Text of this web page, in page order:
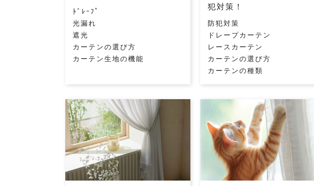
ﾄﾞﾚｰﾌﾟ
光漏れ
遮光
カーテンの選び方
カーテン生地の機能
犯対策！
防犯対策
ドレープカーテン
レースカーテン
カーテンの選び方
カーテンの種類